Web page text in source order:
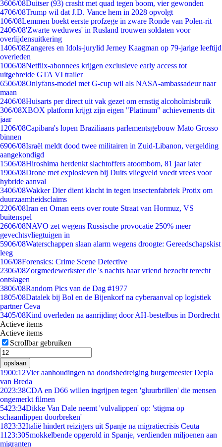
3606/08Duitser (93) crasht met quad tegen boom, vier gewonden
4706/08Trump wil dat J.D. Vance hem in 2028 opvolgt
106/08Lemmen boekt eerste profzege in zware Ronde van Polen-rit
2406/08'Zwarte weduwes' in Rusland trouwen soldaten voor
overlijdensuitkering
1406/08Zangeres en Idols-jurylid Jerney Kaagman op 79-jarige leeftijd
overleden
1006/08Netflix-abonnees krijgen exclusieve early access tot
uitgebreide GTA VI trailer
6506/08Onlyfans-model met G-cup wil als NASA-ambassadeur naar
maan
2406/08Huisarts per direct uit vak gezet om ernstig alcoholmisbruik
306/08XBOX platform krijgt zijn eigen "Platinum" achievements dit
jaar
1206/08Capibara's lopen Braziliaans parlementsgebouw Mato Grosso
binnen
6906/08Israël meldt dood twee militairen in Zuid-Libanon, vergelding
aangekondigd
1506/08Hiroshima herdenkt slachtoffers atoombom, 81 jaar later
1906/08Drone met explosieven bij Duits vliegveld voedt vrees voor
hybride aanval
3406/08Wakker Dier dient klacht in tegen insectenfabriek Protix om
duurzaamheidsclaims
2206/08Iran en Oman eens over route Straat van Hormuz, VS
buitenspel
2606/08NAVO zet wegens Russische provocatie 250% meer
gevechtsvliegtuigen in
5906/08Waterschappen slaan alarm wegens droogte: Gereedschapskist
leeg
106/08Forensics: Crime Scene Detective
2306/08Zorgmedewerkster die 's nachts haar vriend bezocht terecht
ontslagen
3806/08Random Pics van de Dag #1977
1805/08Datalek bij Bol en de Bijenkorf na cyberaanval op logistiek
partner Ceva
3405/08Kind overleden na aanrijding door AH-bestelbus in Dordrecht
Actieve items
Actieve items
Scrollbar gebruiken
opslaan
1900:12Vier aanhoudingen na doodsbedreiging burgemeester Depla
van Breda
2023:38CDA en D66 willen ingrijpen tegen 'gluurbrillen' die mensen
ongemerkt filmen
5423:34Dikke Van Dale neemt 'vulvalippen' op: 'stigma op
schaamlippen doorbreken'
1823:32Italië hindert reizigers uit Spanje na migratiecrisis Ceuta
11 23:30Smokkelbende opgerold in Spanje, verdienden miljoenen aan
migranten